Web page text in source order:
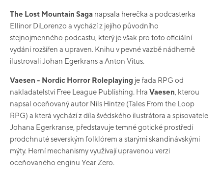
The Lost Mountain Saga napsala herečka a podcasterka
Ellinor DiLorenzo a vychází z jejího původního
stejnojmenného podcastu, který je však pro toto oficiální
vydání rozšířen a upraven. Knihu v pevné vazbě nádherně
ilustrovali Johan Egerkrans a Anton Vitus.
Vaesen - Nordic Horror Roleplaying je řada RPG od
nakladatelství Free League Publishing. Hra Vaesen kterou
napsal oceňovanýautor Nils Hintze (Tales From the Loop
RPG) a která vycházízdíla švédského ilustrátora a spisovatele
Johana Egerkranse představujetemnégotické prostředí
prodchnutéseverským folklórem a starýmiskandinávskými
mýty. Herní mechanismy využívají upravenou verzi
oceňovaného enginu Year Zero.